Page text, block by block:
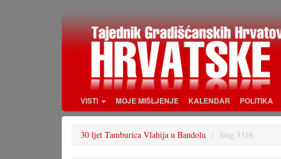
VISTI MOJE MIŠLJENJE KALENDAR POLITIKA
30 ljet Tamburica Vlahija u Bandolu Img 3316